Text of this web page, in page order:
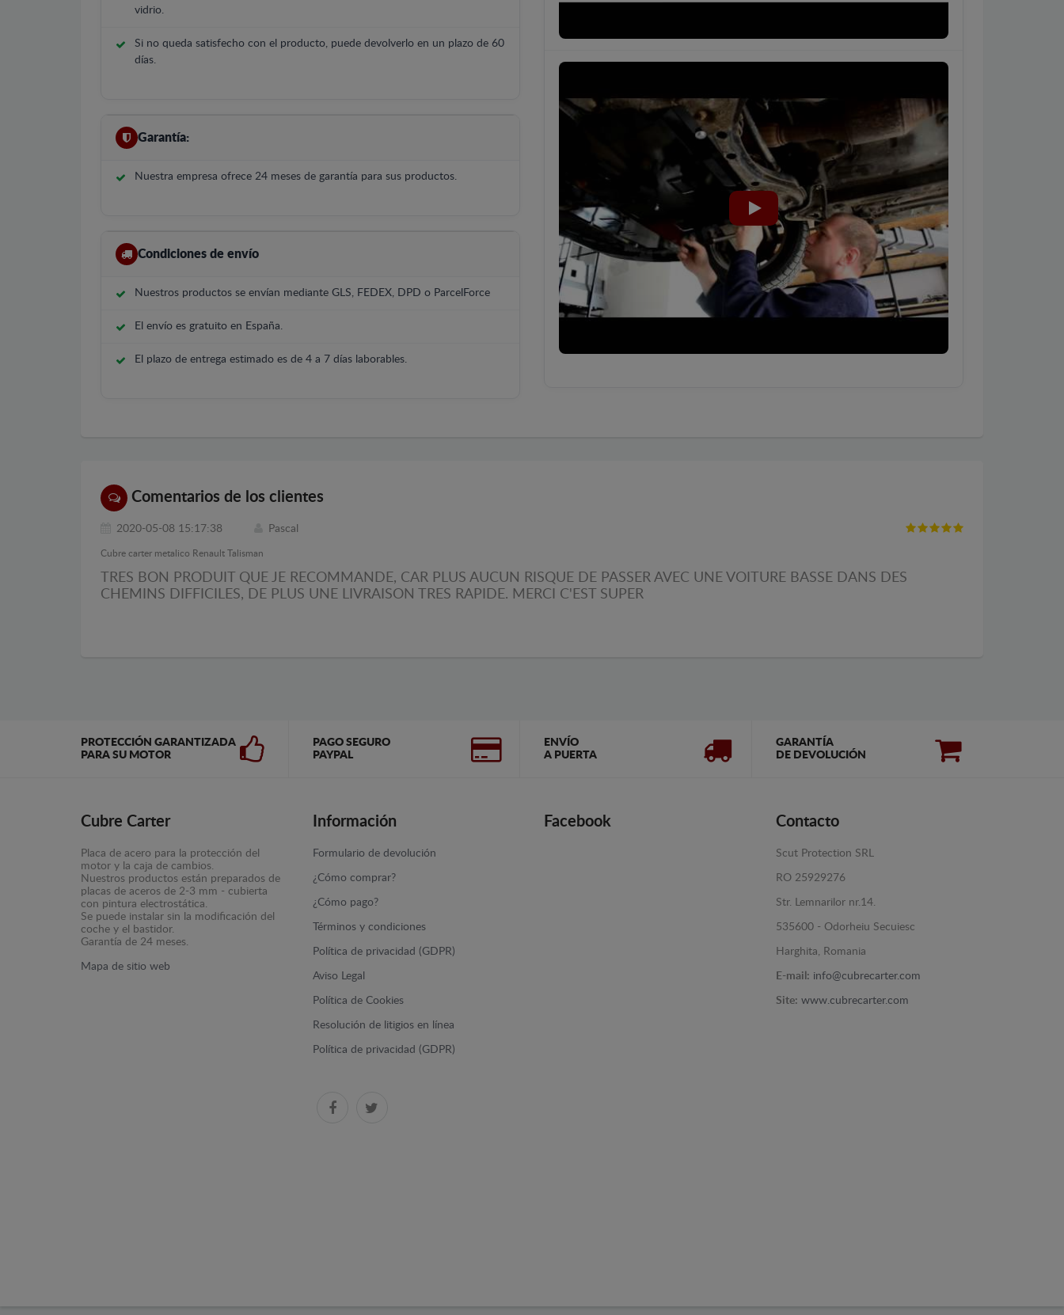
vidrio.
Si no queda satisfecho con el producto, puede devolverlo en un plazo de 60
días.
Garantía:
Nuestra empresa ofrece 24 meses de garantía para sus productos.
Condiciones de envío
Nuestros productos se envían mediante GLS, FEDEX, DPD o ParcelForce
El envío es gratuito en España.
El plazo de entrega estimado es de 4 a 7 días laborables.
Comentarios de los clientes
2020-05-08 15:17:38 Pascal
Cubre carter metalico Renault Talisman
TRES BON PRODUIT QUE JE RECOMMANDE, CAR PLUS AUCUN RISQUE DE PASSER AVEC UNE VOITURE BASSE DANS DES
CHEMINS DIFFICILES, DE PLUS UNE LIVRAISON TRES RAPIDE. MERCI C'EST SUPER
PROTECCIÓN GARANTIZADA
PARA SU MOTOR
PAGO SEGURO
PAYPAL
ENVÍO
A PUERTA
GARANTÍA
DE DEVOLUCIÓN
Cubre Carter
Placa de acero para la protección del
motor y la caja de cambios.
Nuestros productos están preparados de
placas de aceros de 2-3 mm - cubierta
con pintura electrostática.
Se puede instalar sin la modificación del
coche y el bastidor.
Garantía de 24 meses.
Mapa de sitio web
Información
Formulario de devolución
¿Cómo comprar?
¿Cómo pago?
Términos y condiciones
Política de privacidad (GDPR)
Aviso Legal
Política de Cookies
Resolución de litigios en línea
Política de privacidad (GDPR)
Facebook Contacto
Scut Protection SRL
RO 25929276
Str. Lemnarilor nr.14.
535600 - Odorheiu Secuiesc
Harghita, Romania
E-mail: info@cubrecarter.com
Site: www.cubrecarter.com